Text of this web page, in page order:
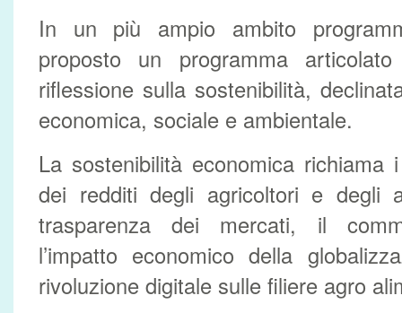
In un più ampio ambito
proposto un programma
riflessione sulla sostenibilità,
economica, sociale e ambientale.
La sostenibilità economica richiama
dei redditi degli agricoltori e degli
trasparenza dei mercati, il
l’impatto economico della
rivoluzione digitale sulle filiere agro